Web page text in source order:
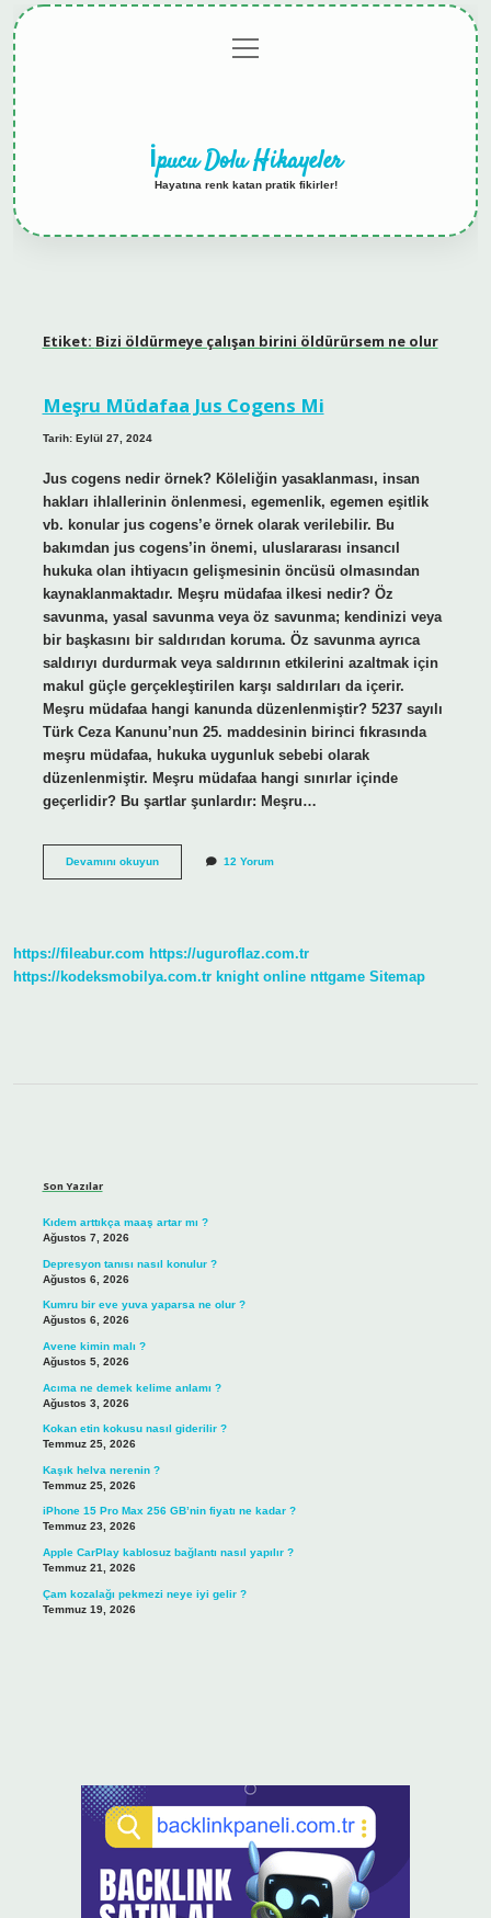
menüyü
aç
İpucu Dolu Hikayeler
Hayatına renk katan pratik fikirler!
Etiket: Bizi öldürmeye çalışan birini öldürürsem ne olur
Meşru Müdafaa Jus Cogens Mi
Tarih: Eylül 27, 2024
Jus cogens nedir örnek? Köleliğin yasaklanması, insan
hakları ihlallerinin önlenmesi, egemenlik, egemen eşitlik
vb. konular jus cogens’e örnek olarak verilebilir. Bu
bakımdan jus cogens’in önemi, uluslararası insancıl
hukuka olan ihtiyacın gelişmesinin öncüsü olmasından
kaynaklanmaktadır. Meşru müdafaa ilkesi nedir? Öz
savunma, yasal savunma veya öz savunma; kendinizi veya
bir başkasını bir saldırıdan koruma. Öz savunma ayrıca
saldırıyı durdurmak veya saldırının etkilerini azaltmak için
makul güçle gerçekleştirilen karşı saldırıları da içerir.
Meşru müdafaa hangi kanunda düzenlenmiştir? 5237 sayılı
Türk Ceza Kanunu’nun 25. maddesinin birinci fıkrasında
meşru müdafaa, hukuka uygunluk sebebi olarak
düzenlenmiştir. Meşru müdafaa hangi sınırlar içinde
geçerlidir? Bu şartlar şunlardır: Meşru…
Devamını okuyunMeşru
12 Yorum
https://fileabur.com https://uguroflaz.com.tr
https://kodeksmobilya.com.tr knight online nttgame Sitemap
Son Yazılar
Kıdem arttıkça maaş artar mı ?
Ağustos 7, 2026
Depresyon tanısı nasıl konulur ?
Ağustos 6, 2026
Kumru bir eve yuva yaparsa ne olur ?
Ağustos 6, 2026
Avene kimin malı ?
Ağustos 5, 2026
Acıma ne demek kelime anlamı ?
Ağustos 3, 2026
Kokan etin kokusu nasıl giderilir ?
Temmuz 25, 2026
Kaşık helva nerenin ?
Temmuz 25, 2026
iPhone 15 Pro Max 256 GB’nin fiyatı ne kadar ?
Temmuz 23, 2026
Apple CarPlay kablosuz bağlantı nasıl yapılır ?
Temmuz 21, 2026
Çam kozalağı pekmezi neye iyi gelir ?
Temmuz 19, 2026